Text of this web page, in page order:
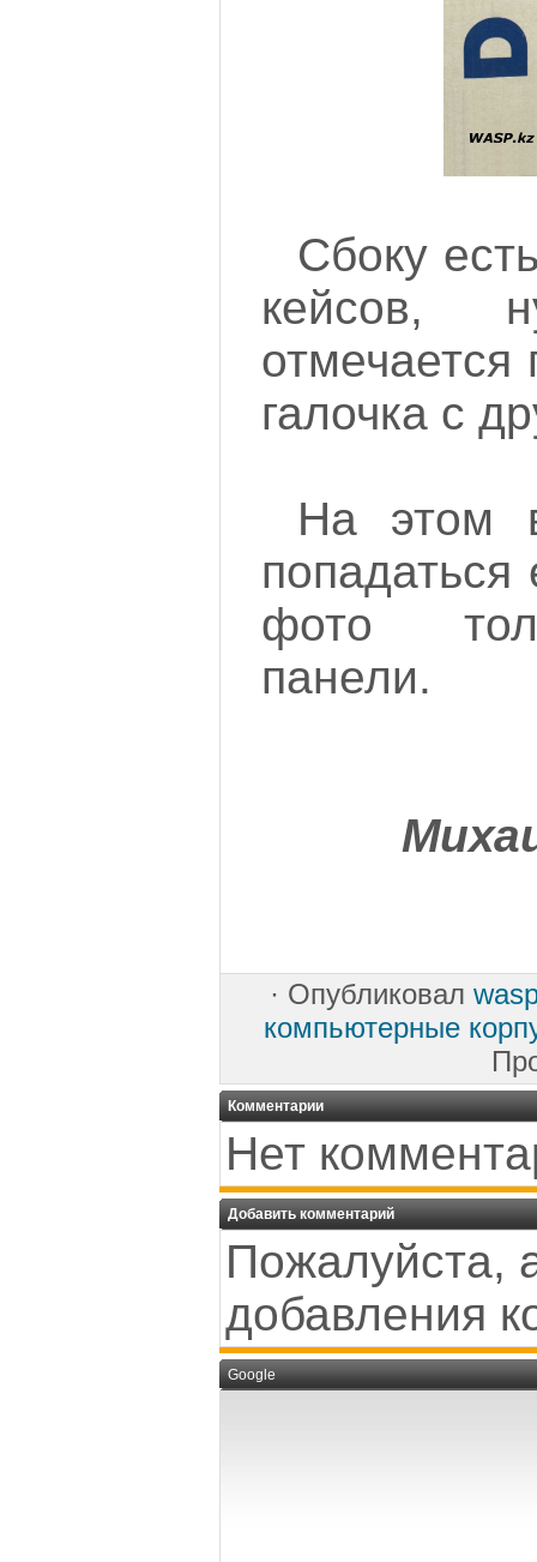
Сбоку
кейсов,
отмечается
галочка с
На этом
фото
панели.
· Опубликовал
компьютерные
Комментарии
Нет
Добавить комментарий
Пожалуйста,
добавления
Google